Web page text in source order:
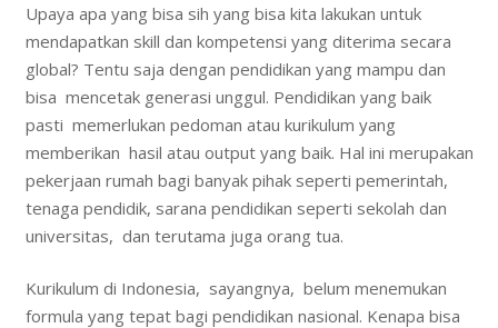
Upaya apa yang bisa sih yang bisa kita lakukan untuk
mendapatkan skill dan kompetensi yang diterima secara
global? Tentu saja dengan pendidikan yang mampu dan
bisa mencetak generasi unggul. Pendidikan yang baik
pasti memerlukan pedoman atau kurikulum yang
memberikan hasil atau output yang baik. Hal ini merupakan
pekerjaan rumah bagi banyak pihak seperti pemerintah,
tenaga pendidik, sarana pendidikan seperti sekolah dan
universitas, dan terutama juga orang tua.
Kurikulum di Indonesia, sayangnya, belum menemukan
formula yang tepat bagi pendidikan nasional. Kenapa bisa